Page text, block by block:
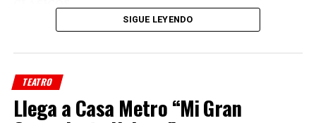
instala entre los presentes y cada personaje comienza a
revelar aspectos ocultos de su pasado, mientras el
La puesta contará además con música original
deMartín Bianchedi
clima opresivo del hostal, escenario central de una
Humorístico /Apta + 14 años
SIGUE LEYENDO
TEATRO
Llega a Casa Metro “Mi Gran